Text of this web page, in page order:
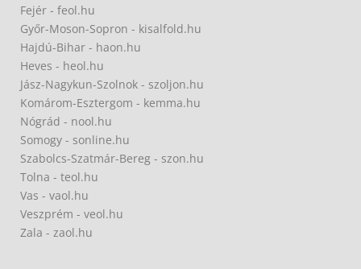
Fejér - feol.hu
Győr-Moson-Sopron - kisalfold.hu
Hajdú-Bihar - haon.hu
Heves - heol.hu
Jász-Nagykun-Szolnok - szoljon.hu
Komárom-Esztergom - kemma.hu
Nógrád - nool.hu
Somogy - sonline.hu
Szabolcs-Szatmár-Bereg - szon.hu
Tolna - teol.hu
Vas - vaol.hu
Veszprém - veol.hu
Zala - zaol.hu